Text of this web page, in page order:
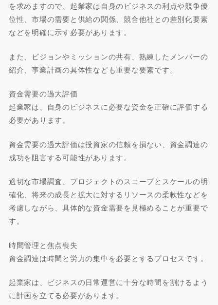
を求めますので、起業家は自身のビジネスの利点や競争優
位性、市場の需要と供給の関係、競合他社との差別化要素
などを明確に示す必要があります。
また、ビジョンやミッションの共有、熟練したメンバーの
紹介、事業計画の具体性なども重要な要素です。
資金需要の過大評価
起業家は、自身のビジネスに必要な資金を正確に評価する
必要があります。
資金需要の過大評価は投資家の信頼を損ない、資金調達の
成功を阻害する可能性があります。
適切な市場調査、プロジェクトのスコープとスケールの明
確化、将来の成長と拡大に対するリソースの柔軟性などを
考慮しながら、具体的な資金需要を見極めることが重要で
す。
時間管理と焦点喪失
資金調達は時間と労力の集中を必要とするプロセスです。
起業家は、ビジネスの日常運営に十分な時間を割けるよう
に計画を立てる必要があります。